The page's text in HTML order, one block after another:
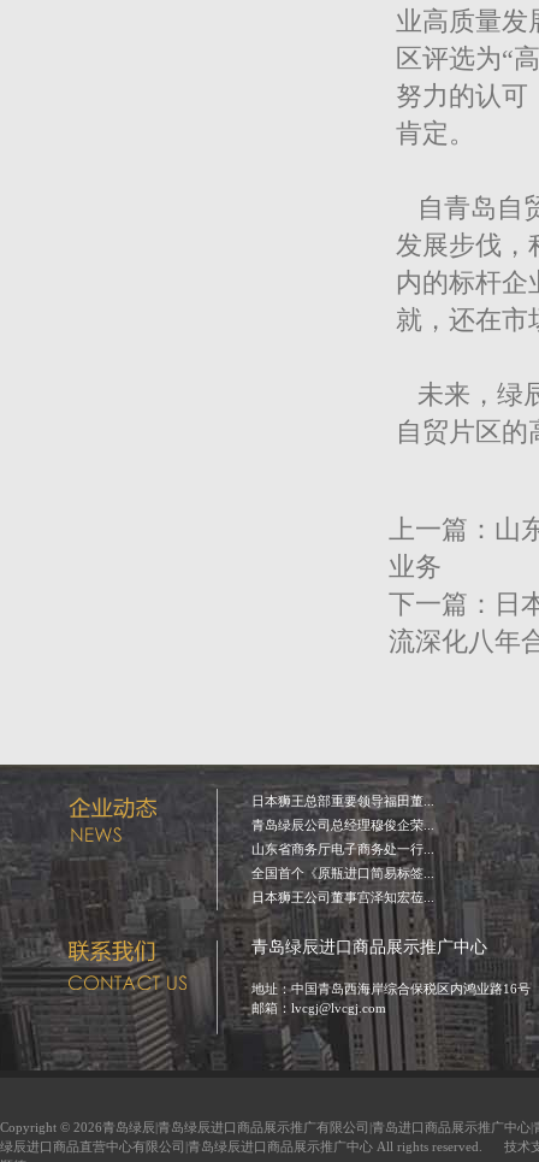
业高质量发
区评选为“
努力的认可
肯定。
自青岛自
发展步伐，
内的标杆企
就，还在市
未来，绿
自贸片区
上一篇： 山
业务
下一篇： 日
流深化八年
日本狮王总部重要领导福田董...
青岛绿辰公司总经理穆俊企荣...
山东省商务厅电子商务处一行...
全国首个《原瓶进口简易标签...
日本狮王公司董事宫泽知宏莅...
青岛绿辰进口商品展示推广中心
地址：中国青岛西海岸综合保税区内鸿业路16号
邮箱：lvcgj@lvcgj.com
Copyright © 2026青岛绿辰|青岛绿辰进口商品展示推广有限公司|青岛进口商品展示推广中心|
绿辰进口商品直营中心有限公司|青岛绿辰进口商品展示推广中心 All rights reserved. 技术